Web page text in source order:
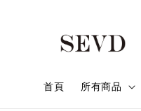
首頁 所有商品